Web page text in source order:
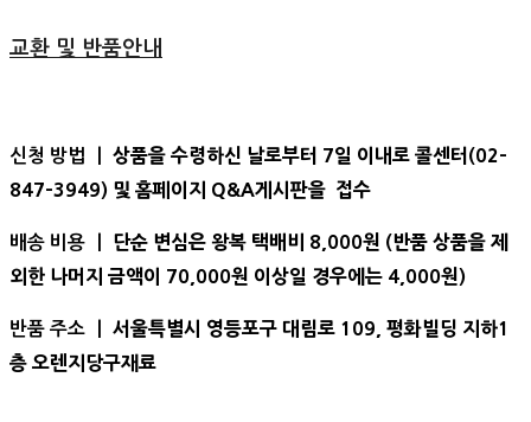
교환 및 반품안내
신청 방법 ㅣ 상품을 수령하신 날로부터 7일 이내로 콜센터(02-
847-3949) 및 홈페이지 Q&A게시판을 접수
배송 비용 ㅣ
단순 변심은 왕복 택배비 8,000원 (반품 상품을 제
외한 나머지 금액이 70,000원 이상일 경우에는 4,000원)
반품 주소 ㅣ 서울특별시 영등포구 대림로 109, 평화빌딩 지하1
층 오렌지당구재료